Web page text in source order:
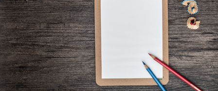
ローン
確定拠出型年金
決済・支払いサービス
しずぎん相談ラウンジ
振込・為替手数料
するご相談※
て一緒に考えてみませんか？お客さまの資産運
無料で承っております。
ご相談
いいのか、今加入している保険が自分にあっている
joyca一体型
お手続き方法へ